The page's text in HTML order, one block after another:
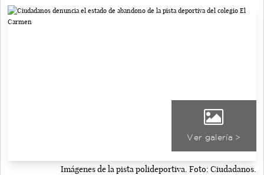
Ver galería >
Imágenes de la pista polideportiva. Foto: Ciudadanos.